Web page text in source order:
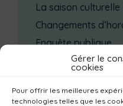
Gérer le
cookies
Pour offrir les meilleures
technologies telles que les
La saison
Changements
Enquête publique
Catégories
Urbanisme